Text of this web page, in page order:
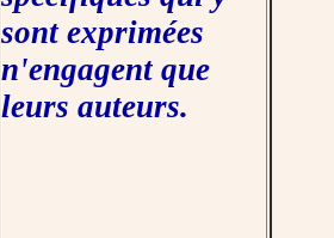
sont exprimées
n'engagent que
leurs auteurs.